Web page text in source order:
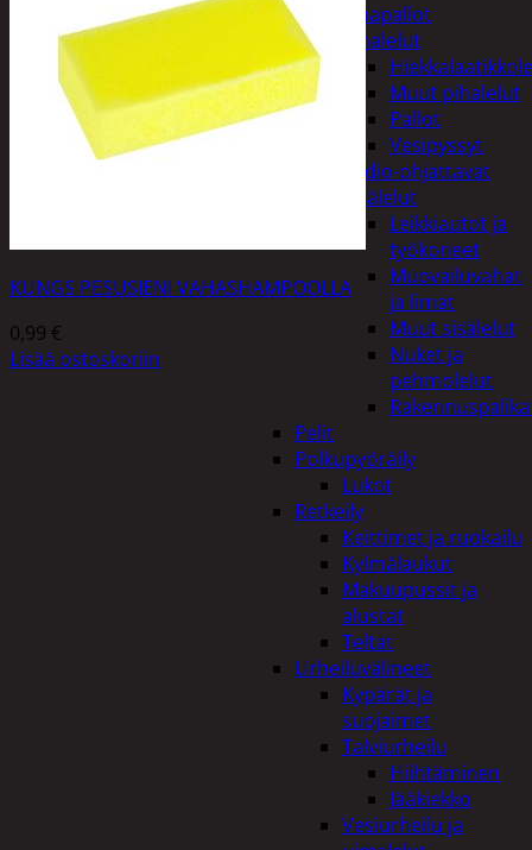
Ilmapallot
Pihalelut
Muut pihalelut
Pallot
Vesipyssyt
Radio-ohjattavat
Sisälelut
Leikkiautot ja
työkoneet
Muovailuvahat
ja limat
Muut sisälelut
Nuket ja
pehmolelut
Pelit
Polkupyöräily
Lukot
Retkeily
Keittimet ja ruokailu
Kylmälaukut
Makuupussit ja
alustat
Teltat
Urheiluvälineet
Kypärät ja
suojaimet
Talviurheilu
Hiihtäminen
Jääkiekko
Vesiurheilu ja
KUNGS PESUSIENI VAHASHAMPOOLLA
0,99 €
Lisää ostoskoriin